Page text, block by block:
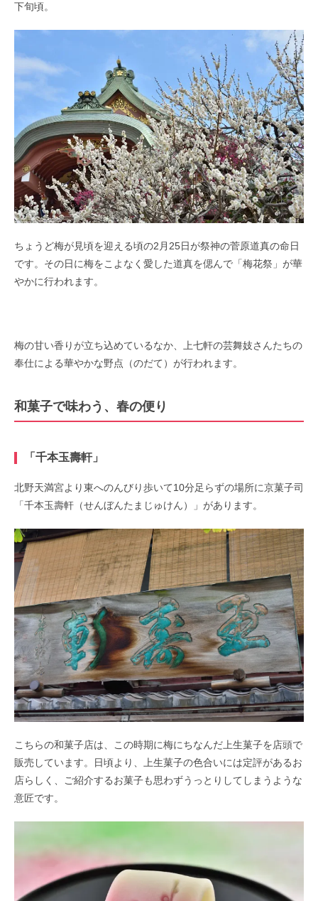
下旬頃。
ちょうど梅が見頃を迎える頃の2月25日が祭神の菅原道真の命日
です。その日に梅をこよなく愛した道真を偲んで「梅花祭」が華
やかに行われます。
梅の甘い香りが立ち込めているなか、上七軒の芸舞妓さんたちの
奉仕による華やかな野点（のだて）が行われます。
和菓子で味わう、春の便り
「千本玉壽軒」
北野天満宮より東へのんびり歩いて10分足らずの場所に京菓子司
「千本玉壽軒（せんぼんたまじゅけん）」があります。
こちらの和菓子店は、この時期に梅にちなんだ上生菓子を店頭で
販売しています。日頃より、上生菓子の色合いには定評があるお
店らしく、ご紹介するお菓子も思わずうっとりしてしまうような
意匠です。